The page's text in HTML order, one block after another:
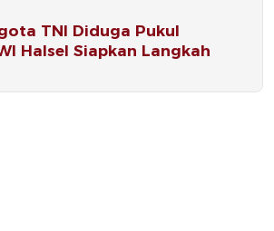
TNI Diduga Pukul
Halsel Siapkan Langkah